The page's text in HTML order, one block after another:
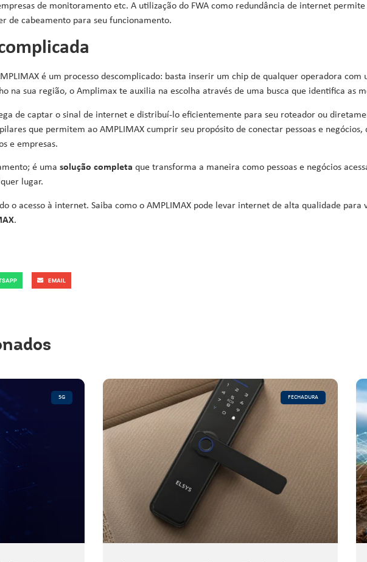
de monitoramento etc. A utilização do FWA como redundância de internet
de cabeamento para seu funcionamento.
é um processo descomplicado: basta inserir um chip de qualquer operadora com
na sua região, o Amplimax te auxilia na escolha através de uma busca que identifica as
de captar o sinal de internet e distribuí-lo eficientemente para seu roteador ou
que permitem ao AMPLIMAX cumprir seu propósito de conectar pessoas e
e empresas.
é uma solução completa que transforma a maneira como pessoas e negócios
lugar.
o acesso à internet. Saiba como o AMPLIMAX pode levar internet de alta qualidade para
.
EMAIL
5G FECHADURA